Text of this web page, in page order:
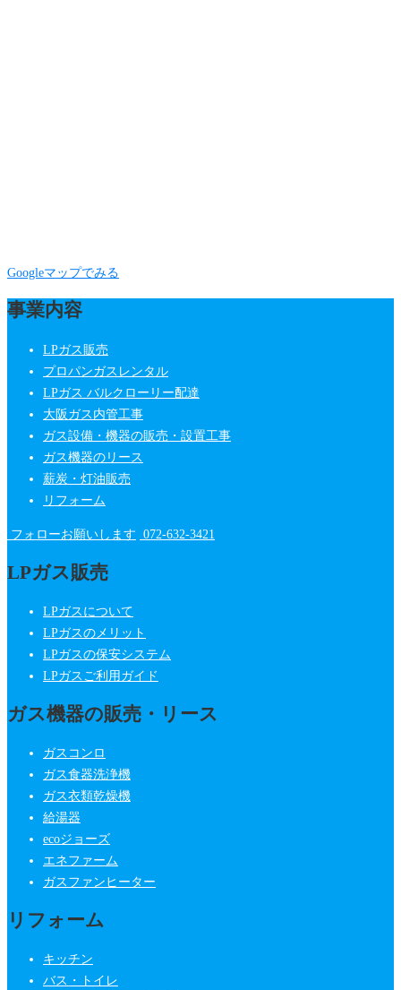
Googleマップでみる
事業内容
LPガス販売
プロパンガスレンタル
LPガス バルクローリー配達
大阪ガス内管工事
ガス設備・機器の販売・設置工事
ガス機器のリース
薪炭・灯油販売
リフォーム
フォローお願いします 072-632-3421
LPガス販売
LPガスについて
LPガスのメリット
LPガスの保安システム
LPガスご利用ガイド
ガス機器の販売・リース
ガスコンロ
ガス食器洗浄機
ガス衣類乾燥機
給湯器
ecoジョーズ
エネファーム
ガスファンヒーター
リフォーム
キッチン
バス・トイレ